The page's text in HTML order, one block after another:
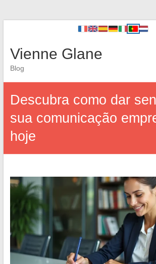
Vienne Glane
Blog
Descubra como dar
sua comunicação
hoje